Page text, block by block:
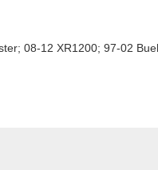
08-12 XR1200; 97-02